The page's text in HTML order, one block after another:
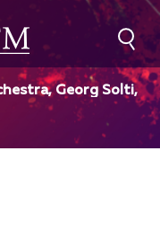
Georg Solti, dir